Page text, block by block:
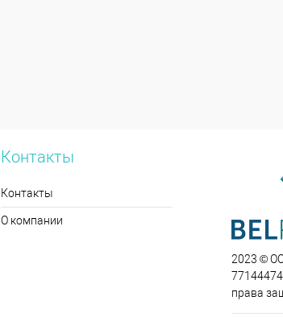
Контакты
Контакты
О компании
2023 ©
права